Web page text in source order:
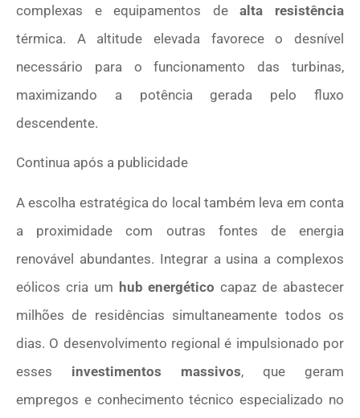
complexas e equipamentos dealta resistência
térmica. A altitude elevada favorece o desnível
necessário para o funcionamento das turbinas,
maximizando a potência gerada pelo fluxo
descendente.
Continua após a publicidade
A escolha estratégica do local também leva em conta
a proximidade com outras fontes de energia
renovável abundantes. Integrar a usina a complexos
eólicos cria um hub energético capaz de abastecer
milhões de residências simultaneamente todos os
dias. O desenvolvimento regional é impulsionado por
esses investimentos massivos, que geram
empregos e conhecimento técnico especializado no